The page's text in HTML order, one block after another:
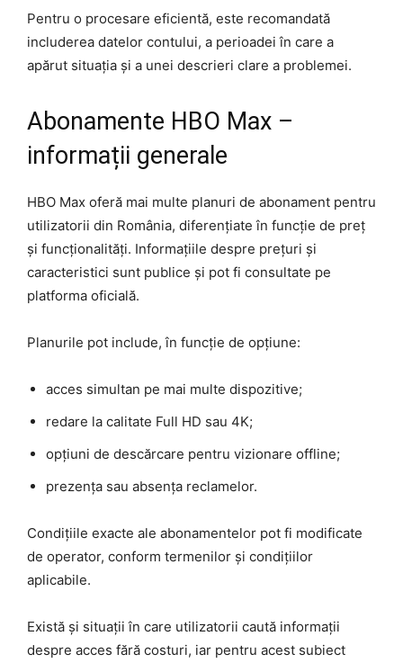
Pentru o procesare eficientă, este recomandată
includerea datelor contului, a perioadei în care a
apărut situația și a unei descrieri clare a problemei.
Abonamente HBO Max –
informații generale
HBO Max oferă mai multe planuri de abonament pentru
utilizatorii din România, diferențiate în funcție de preț
și funcționalități. Informațiile despre prețuri și
caracteristici sunt publice și pot fi consultate pe
platforma oficială.
Planurile pot include, în funcție de opțiune:
acces simultan pe mai multe dispozitive;
redare la calitate Full HD sau 4K;
opțiuni de descărcare pentru vizionare offline;
prezența sau absența reclamelor.
Condițiile exacte ale abonamentelor pot fi modificate
de operator, conform termenilor și condițiilor
aplicabile.
Există și situații în care utilizatorii caută informații
despre acces fără costuri, iar pentru acest subiect